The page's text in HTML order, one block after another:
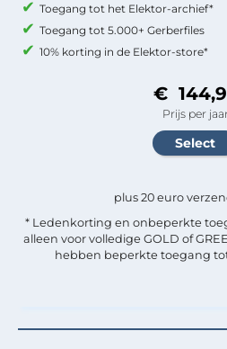
Toegang tot het Elektor-archief*
Toegang tot 5.000+ Gerberfiles
10% korting in de Elektor-store*
€
Prijs per
plus 20 euro
* Ledenkorting en onbeperkte
alleen voor volledige GOLD of
hebben beperkte toegang